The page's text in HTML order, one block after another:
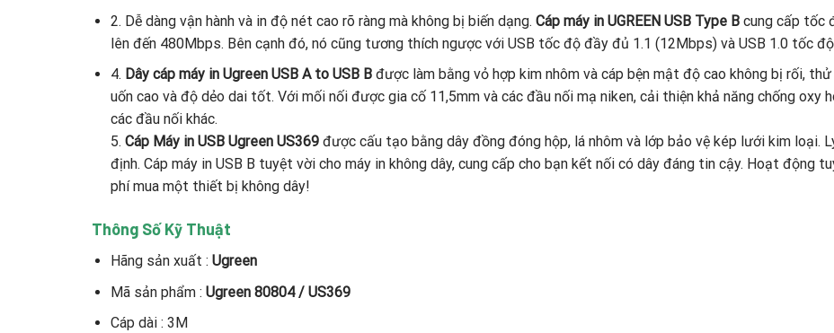
2. Dễ dàng vận hành và in độ nét cao rõ ràng mà không bị biến dạng. Cáp máy in UGREEN USB Type Bcung cấp tốc
lên đến 480Mbps. Bên cạnh đó, nó cũng tương thích ngược với USB tốc độ đầy đủ 1.1 (12Mbps) và USB 1.0 tốc
4. Dây cáp máy in Ugreen USB A to USB Bđược làm bằng vỏ hợp kim nhôm và cáp bện mật độ cao không bị rối,
uốn cao và độ dẻo dai tốt. Với mối nối được gia cố 11,5mm và các đầu nối mạ niken, cải thiện khả năng chống oxy
các đầu nối khác.
5. Cáp Máy in USB Ugreen US369được cấu tạo bằng dây đồng đóng hộp, lá nhôm và lớp bảo vệ kép lưới kim loại.
định. Cáp máy in USB B tuyệt vời cho máy in không dây, cung cấp cho bạn kết nối có dây đáng tin cậy. Hoạt động
phí mua một thiết bị không dây!
Thông Số Kỹ Thuật
Hãng sản xuất : Ugreen
Mã sản phẩm : Ugreen 80804 / US369
Cáp dài : 3M